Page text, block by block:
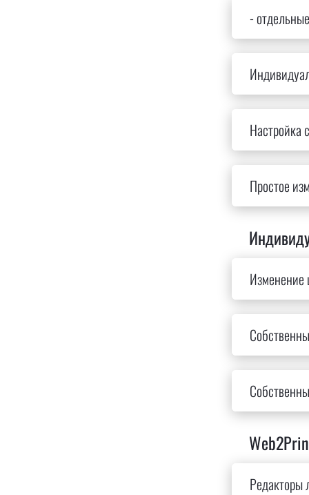
-
Настройка
Простое
Изменение
Редакторы